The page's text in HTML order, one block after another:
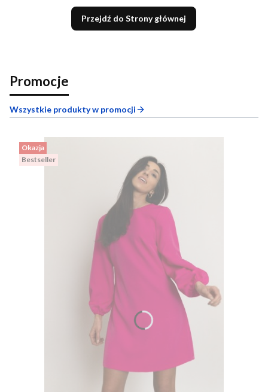
Przejdź do Strony głównej
Promocje
Wszystkie produkty w promocji
Okazja
Bestseller